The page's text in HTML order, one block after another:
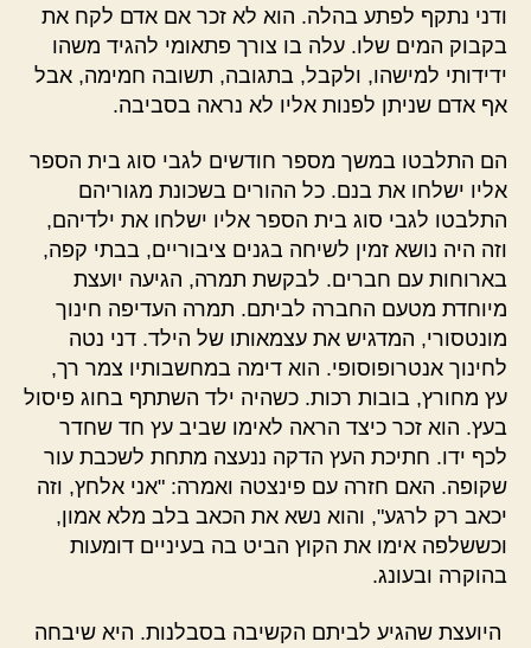
ודני נתקף לפתע בהלה. הוא לא זכר אם אדם לקח את
בקבוק המים שלו. עלה בו צורך פתאומי להגיד משהו
ידידותי למישהו, ולקבל, בתגובה, תשובה חמימה, אבל
אף אדם שניתן לפנות אליו לא נראה בסביבה.
הם התלבטו במשך מספר חודשים לגבי סוג בית הספר
אליו ישלחו את בנם. כל ההורים בשכונת מגוריהם
התלבטו לגבי סוג בית הספר אליו ישלחו את ילדיהם,
וזה היה נושא זמין לשיחה בגנים ציבוריים, בבתי קפה,
בארוחות עם חברים. לבקשת תמרה, הגיעה יועצת
מיוחדת מטעם החברה לביתם. תמרה העדיפה חינוך
מונטסורי, המדגיש את עצמאותו של הילד. דני נטה
לחינוך אנטרופוסופי. הוא דימה במחשבותיו צמר רך,
עץ מחורץ, בובות רכות. כשהיה ילד השתתף בחוג פיסול
בעץ. הוא זכר כיצד הראה לאימו שביב עץ חד שחדר
לכף ידו. חתיכת העץ הדקה ננעצה מתחת לשכבת עור
שקופה. האם חזרה עם פינצטה ואמרה: "אני אלחץ, וזה
יכאב רק לרגע", והוא נשא את הכאב בלב מלא אמון,
וכששלפה אימו את הקוץ הביט בה בעיניים דומעות
בהוקרה ובעונג.
היועצת שהגיע לביתם הקשיבה בסבלנות. היא שיבחה